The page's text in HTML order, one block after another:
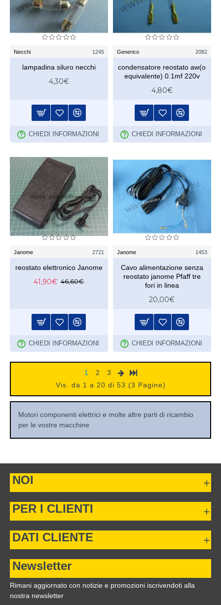
Motori componenti elettrici e molte altre parti di ricambio
per le vostre macchine
Necchi 1245
lampadina siluro necchi
4,30€
CHIEDI INFORMAZIONI
Generico 2082
condensatore reostato aw(o
equivalente) 0.1mf 220v
4,80€
CHIEDI INFORMAZIONI
Janome 2721
reostato elettronico Janome
41,90€ 46,60€
CHIEDI INFORMAZIONI
Janome 1453
Cavo alimentazione senza
reostato janome Pfaff tre
fori in linea
20,00€
CHIEDI INFORMAZIONI
1 2
3
Vis. da 1 a 20 di 53 (3 Pagine)
NOI
PER I CLIENTI
DATI CLIENTE
Newsletter
Rimani aggiornato con notizie e promozioni iscrivendoti alla
nostra newsletter